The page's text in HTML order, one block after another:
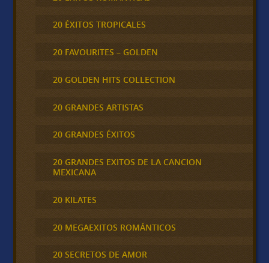
20 ÉXITOS TROPICALES
20 FAVOURITES – GOLDEN
20 GOLDEN HITS COLLECTION
20 GRANDES ARTISTAS
20 GRANDES ÉXITOS
20 GRANDES EXITOS DE LA CANCION
MEXICANA
20 KILATES
20 MEGAEXITOS ROMÁNTICOS
20 SECRETOS DE AMOR